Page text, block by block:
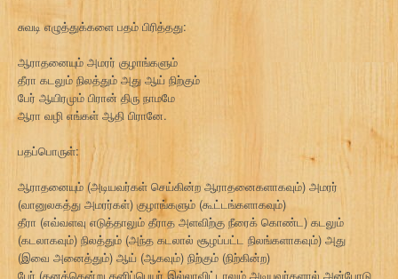
சுவடி எழுத்துக்களை பதம் பிரித்தது:
ஆராதனையும் அமரர் குழாங்களும்
தீரா கடலும் நிலத்தும் அது ஆய் நிற்கும்
பேர் ஆயிரமும் பிரான் திரு நாமமே
ஆரா வழி எங்கள் ஆதி பிரானே.
பதப்பொருள்:
ஆராதனையும் (அடியவர்கள் செய்கின்ற ஆராதனைகளாகவும்) அமரர்
(வானுலகத்து அமரர்கள்) குழாங்களும் (கூட்டங்களாகவும்)
தீரா (எவ்வளவு எடுத்தாலும் தீராத அளவிற்கு நீரைக் கொண்ட) கடலும்
(கடலாகவும்) நிலத்தும் (அந்த கடலால் சூழப்பட்ட நிலங்களாகவும்) அது
(இவை அனைத்தும்) ஆய் (ஆகவும்) நிற்கும் (நிற்கின்ற)
பேர் (தனக்கென்று தனிப்பெயர் இல்லாவிட்டாலும் அடியவர்களால் அன்போடு